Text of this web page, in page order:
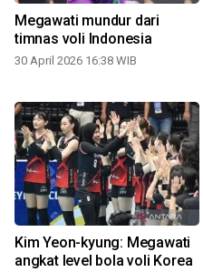
Megawati mundur dari
timnas voli Indonesia
30 April 2026 16:38 WIB
Kim Yeon-kyung: Megawati
angkat level bola voli Korea